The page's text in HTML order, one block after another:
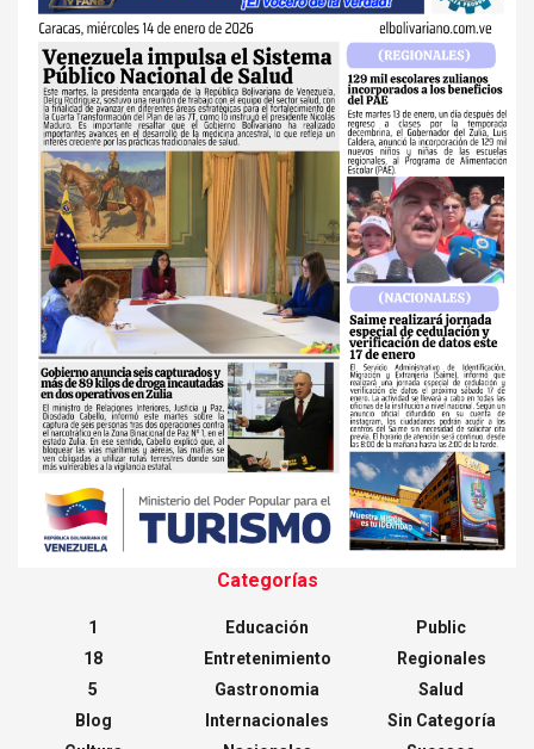
Categorías
1
18
5
Blog
Educación
Entretenimiento
Gastronomia
Internacionales
Public
Regionales
Salud
Sin Categoría